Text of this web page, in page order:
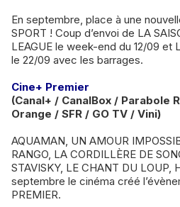
En septembre, place à une
SPORT ! Coup d’envoi de LA
LEAGUE le week-end du 12/09 et
le 22/09 avec les barrages.
Cine+ Premier
(Canal+ / CanalBox / Parabole
Orange / SFR / GO TV / Vini)
AQUAMAN, UN AMOUR
RANGO, LA CORDILLÈRE DE
STAVISKY, LE CHANT DU LOUP,
septembre le cinéma créé
PREMIER.